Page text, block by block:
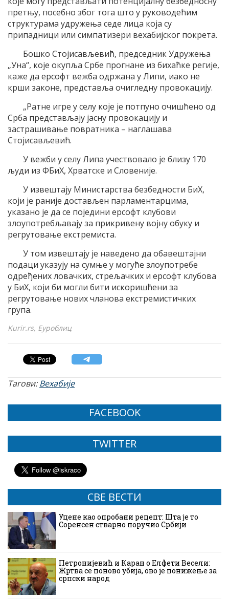
претњу, посебно због тога што у руководећим
структурама удружења седе лица која су
припадници или симпатизери вехабијског покрета.
Бошко Стојисављевић, председник Удружења
„Уна“, које окупља Србе прогнане из бихаћке регије,
каже да ерсофт вежба одржана у Липи, иако не
крши законе, представља очигледну провокацију.
„Ратне игре у селу које је потпуно очишћено од
Срба представљају јасну провокацију и
застрашивање повратника – наглашава
Стојисављевић.
У вежби у селу Липа учествовало је близу 170
људи из ФБиХ, Хрватске и Словеније.
У извештају Министарства безбедности БиХ,
који је раније достављен парламентарцима,
указано је да се поједини ерсофт клубови
злоупотребљавају за прикривену војну обуку и
регрутовање екстремиста.
У том извештају је наведено да обавештајни
подаци указују на сумње у могуће злоупотребе
одређених ловачких, стрељачких и ерсофт клубова
у БиХ, који би могли бити искоришћени за
регрутовање нових чланова екстремистичких
група.
Kurir.rs, Еуроблиц
Тагови:Вехабије
FACEBOOK
TWITTER
СВЕ ВЕСТИ
Уцене као опробани рецепт: Шта је то
Соренсен стварно поручио Србији
Петронијевић и Каран о Елфети Весели:
Жртва се поново убија, ово је понижење за
српски народ